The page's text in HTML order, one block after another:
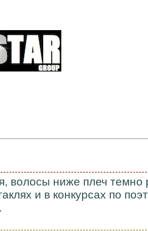
волосы ниже плеч темно
и в конкурсах по